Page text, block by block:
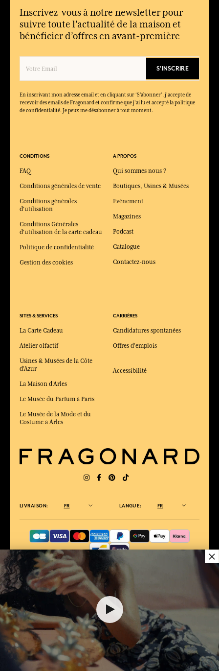
35,00 €
AJOUTER AU PANIER
Inscrivez-vous à notre newsletter pour
suivre toute l'actualité de la maison et
bénéficier d’offres en avant-première
S'INSCRIRE
En inscrivant mon adresse email et en cliquant sur ‘S’abonner’, j'accepte de
recevoir des emails de Fragonard et confirme que j'ai lu et accepté la politique
de confidentialité. Je peux me désabonner à tout moment.
CONDITIONS
FAQ
Conditions générales de vente
Conditions générales
d'utilisation
Conditions Générales
d'utilisation de la carte cadeau
Politique de confidentialité
Gestion des cookies
SITES & SERVICES
La Carte Cadeau
Atelier olfactif
Usines & Musées de la Côte
d'Azur
La Maison d'Arles
Le Musée du Parfum à Paris
Le Musée de la Mode et du
Costume à Arles
A PROPOS
Qui sommes nous ?
Boutiques, Usines & Musées
Evénement
Magazines
Podcast
Catalogue
Contactez-nous
CARRIÈRES
Candidatures spontanées
Offres d'emplois
Accessibilité
LIVRAISON: FR LANGUE: FR
ÉLU MEILLEUR SITE DE COMMERCE
en ligne 2025 par le magazine Capital
×